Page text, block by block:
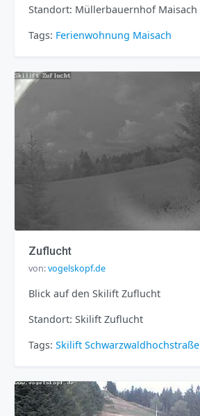
Standort: Müllerbauernhof Maisach
Tags: Ferienwohnung Maisach
Zuflucht
von:vogelskopf.de
Blick auf den Skilift Zuflucht
Standort: Skilift Zuflucht
Tags: Skilift Schwarzwaldhochstraße